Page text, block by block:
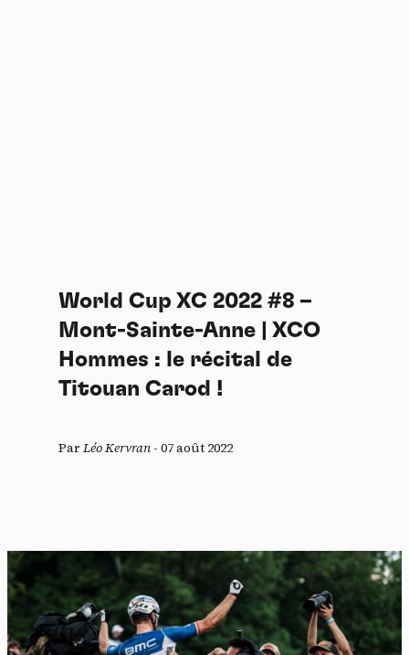
World Cup XC 2022 #8 –
Mont-Sainte-Anne | XCO
Hommes : le récital de
Titouan Carod !
ParLéo Kervran - 07 août 2022